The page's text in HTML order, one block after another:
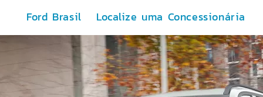
Ford Brasil Localize uma Concessionária